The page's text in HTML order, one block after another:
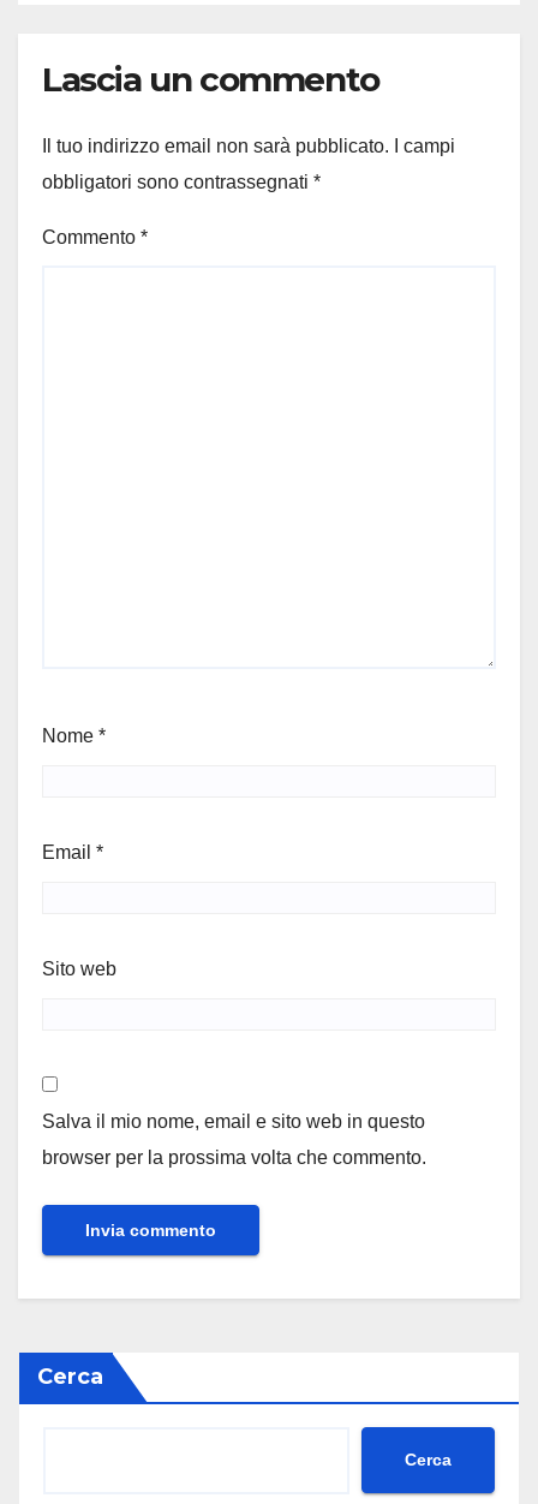
Lascia un commento
Il tuo indirizzo email non sarà pubblicato.
I campi
obbligatori sono contrassegnati *
Commento *
Nome *
Email *
Sito web
Salva il mio nome, email e sito web in questo
browser per la prossima volta che commento.
Cerca
Cerca